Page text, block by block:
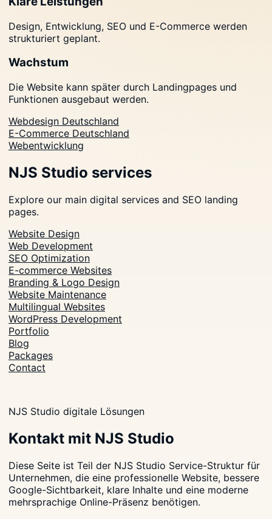
Design, Entwicklung, SEO und E-Commerce werden
strukturiert geplant.
Wachstum
Die Website kann später durch Landingpages und
Funktionen ausgebaut werden.
Webdesign Deutschland
E-Commerce Deutschland
Webentwicklung
NJS Studio services
Explore our main digital services and SEO landing
pages.
Website Design
Web Development
SEO Optimization
E-commerce Websites
Branding & Logo Design
Website Maintenance
Multilingual Websites
WordPress Development
Portfolio
Blog
Packages
Contact
NJS Studio digitale Lösungen
Kontakt mit NJS Studio
Diese Seite ist Teil der NJS Studio Service-Struktur für
Unternehmen, die eine professionelle Website, bessere
Google-Sichtbarkeit, klare Inhalte und eine moderne
mehrsprachige Online-Präsenz benötigen.